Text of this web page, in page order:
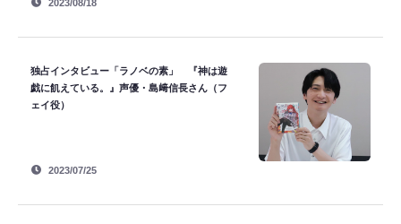
2023/08/18
独占インタビュー「ラノベの素」 『神は遊
戯に飢えている。』声優・島﨑信長さん（フ
ェイ役）
2023/07/25